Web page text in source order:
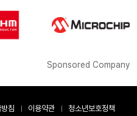
Sponsored Company
침 이용약관 청소년보호정책